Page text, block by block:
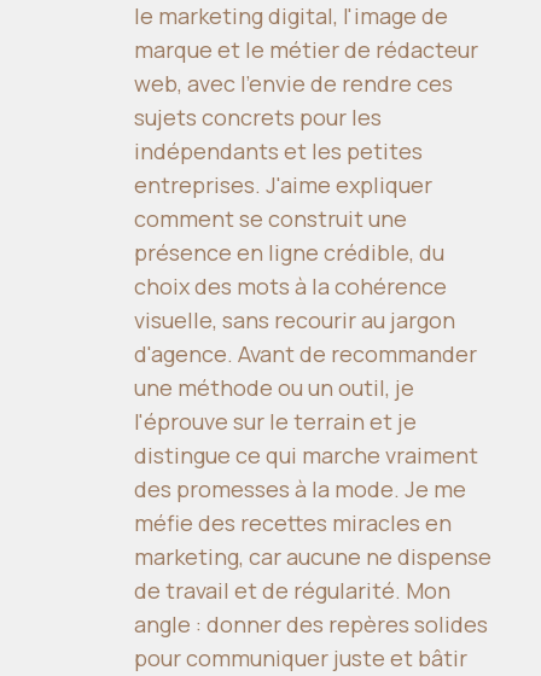
le marketing digital, l'image de
marque et le métier de rédacteur
web, avec l'envie de rendre ces
sujets concrets pour les
indépendants et les petites
entreprises. J'aime expliquer
comment se construit une
présence en ligne crédible, du
choix des mots à la cohérence
visuelle, sans recourir au jargon
d'agence. Avant de recommander
une méthode ou un outil, je
l'éprouve sur le terrain et je
distingue ce qui marche vraiment
des promesses à la mode. Je me
méfie des recettes miracles en
marketing, car aucune ne dispense
de travail et de régularité. Mon
angle : donner des repères solides
pour communiquer juste et bâtir